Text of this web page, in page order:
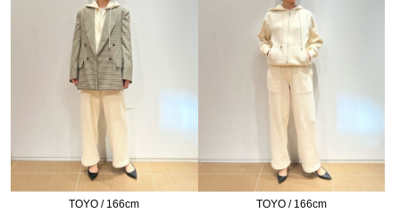
TOYO / 166cm
TOYO / 166cm